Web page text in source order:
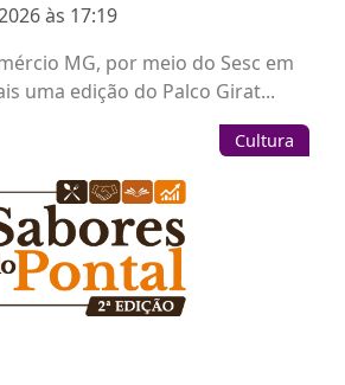
às 17:19
MG, por meio do Sesc em
uma edição do Palco Girat...
Cultura